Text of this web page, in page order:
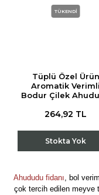
TÜKENDİ
Tüplü Özel Ürün
Aromatik Verimli
Bodur Çilek
264,92 TL
Stokta Yok
Ahududu fidanı, bol
çok tercih edilen meyve